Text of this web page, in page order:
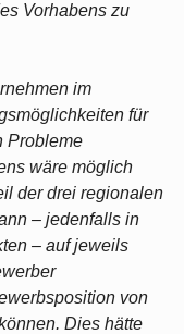
Vorhabens zu
im
für
Probleme
wäre möglich
der drei regionalen
– jedenfalls in
– auf jeweils
von
Dies hätte